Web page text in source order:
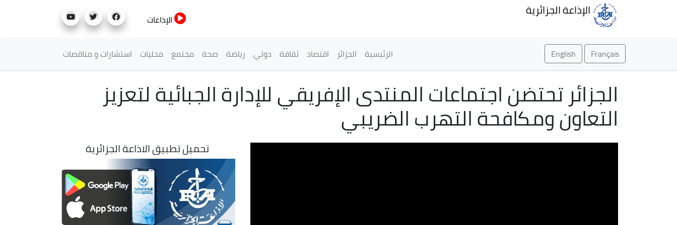
الإذاعة الجزائرية
الإذاعات
Français
English القائمة الرئيسية
الرئيسية الجزائر اقتصاد ثقافة دولي رياضة صحة مجتمع محليات استشارات و مناقصات
الجزائر تحتضن اجتماعات المنتدى الإفريقي للإدارة الجبائية لتعزيز
التعاون ومكافحة التهرب الضريبي
تحميل تطبيق الاذاعة الجزائرية